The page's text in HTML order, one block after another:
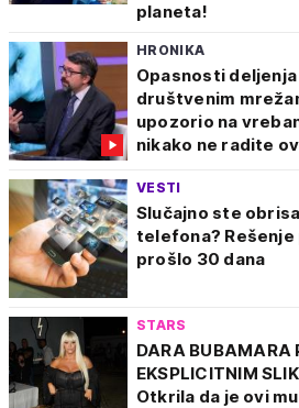
planeta!
HRONIKA
Opasnosti
društvenim
upozorio na
nikako ne radite
VESTI
Slučajno ste
telefona?
prošlo 30 dana
STARS
DARA BUBAMARA
EKSPLICITNIM
Otkrila da je ovi